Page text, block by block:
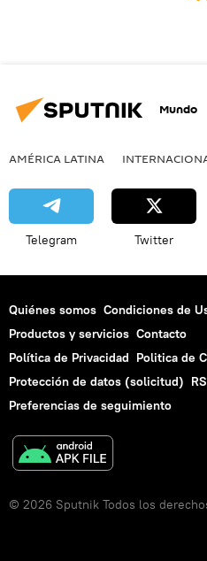
Mundo
AMÉRICA LATINA
Telegram Twitter
Quiénes somos Condiciones de
Productos y servicios Contacto
Política de Privacidad Politica de
Protección de datos (solicitud)
Preferencias de seguimiento
© 2026 Sputnik Todos los